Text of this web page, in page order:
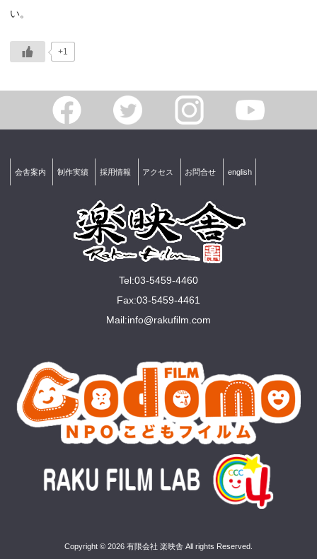
い。
+1
会舎案内 制作実績 採用情報 アクセス お問合せ english
Tel:03-5459-4460
Fax:03-5459-4461
Mail:info@rakuﬁlm.com
Copyright © 2026 有限会社 楽映舎 All rights Reserved.